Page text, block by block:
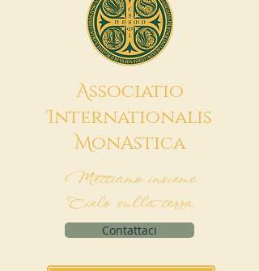
Associatio
Internationalis
MonAstica
Mettiamo insieme
Cielo sulla terra
Contattaci